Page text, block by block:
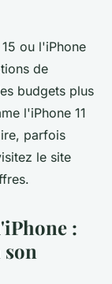
ou l'iPhone
de
budgets plus
l'iPhone 11
parfois
le site
: